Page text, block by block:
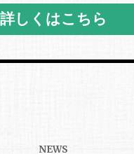
詳しくはこちら
NEWS